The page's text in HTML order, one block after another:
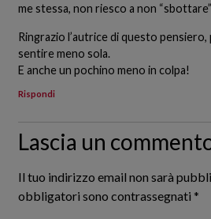
me stessa, non riesco a non
Ringrazio l’autrice di questo
sentire meno sola.
E anche un pochino meno in colpa!
Rispondi
Lascia un
Il tuo indirizzo email non sarà
obbligatori sono contrassegnati *